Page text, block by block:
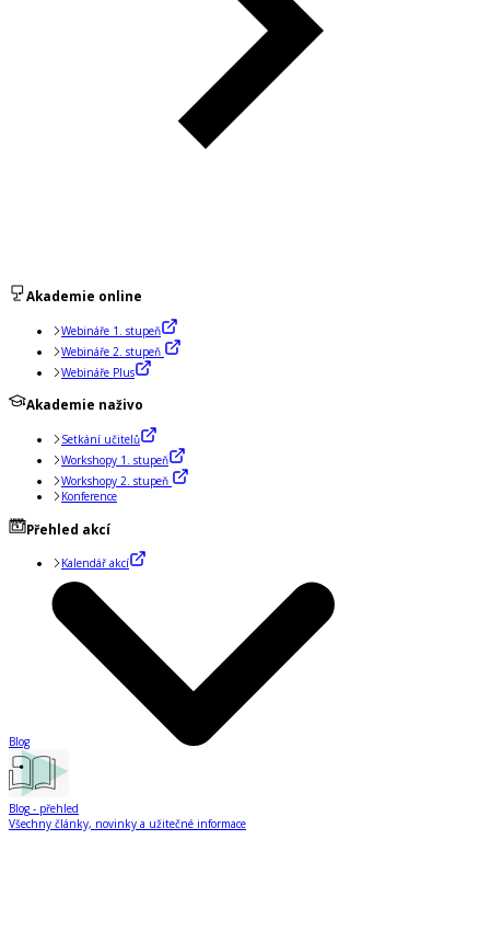
Akademie online
Webináře 1. stupeň
Webináře 2. stupeň
Webináře Plus
Akademie naživo
Setkání učitelů
Workshopy 1. stupeň
Workshopy 2. stupeň
Konference
Přehled akcí
Kalendář akcí
Blog
Blog - přehled
Všechny články, novinky a užitečné informace